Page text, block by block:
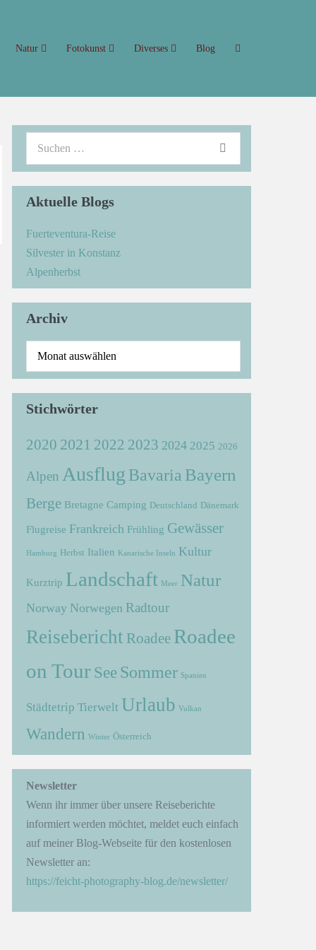
Natur Fotokunst Diverses Blog
Aktuelle Blogs
Fuerteventura-Reise
Silvester in Konstanz
Alpenherbst
Archiv
Stichwörter
2020 2021 2022 2023 2024 2025 2026
Alpen Ausflug Bavaria Bayern
Berge Bretagne Camping Deutschland Dänemark
Flugreise Frankreich Frühling Gewässer
Hamburg Herbst Italien Kanarische Inseln Kultur
Kurztrip Landschaft Meer Natur
Norway Norwegen Radtour
Reisebericht Roadee Roadee
on Tour See Sommer Spanien
Städtetrip Tierwelt Urlaub Vulkan
Wandern Winter Österreich
Newsletter
Wenn ihr immer über unsere Reiseberichte
informiert werden möchtet, meldet euch einfach
auf meiner Blog-Webseite für den kostenlosen
Newsletter an:
https://feicht-photography-blog.de/newsletter/